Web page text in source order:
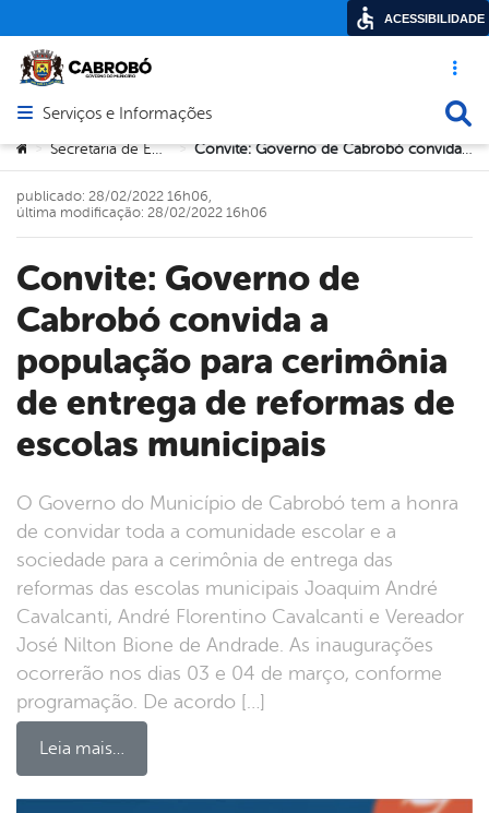
Acesso
Abrir menu principal de navegação
Serviços e Informações
Você está aqui:
> Secretaria de Educação > Convite: Governo de Cabrobó convida a população para cerimônia de entrega de reformas de escolas municipais
Convite: Governo de
Cabrobó convida a
população para cerimônia
de entrega de reformas de
escolas municipais
O Governo do Município de Cabrobó tem a honra
de convidar toda a comunidade escolar e a
sociedade para a cerimônia de entrega das
reformas das escolas municipais Joaquim André
Cavalcanti, André Florentino Cavalcanti e Vereador
José Nilton Bione de Andrade. As inaugurações
ocorrerão nos dias 03 e 04 de março, conforme
programação. De acordo […]
Leia mais…
publicado: 28/02/2022 16h06,
última modificação: 28/02/2022 16h06
ACESSIBILIDADE